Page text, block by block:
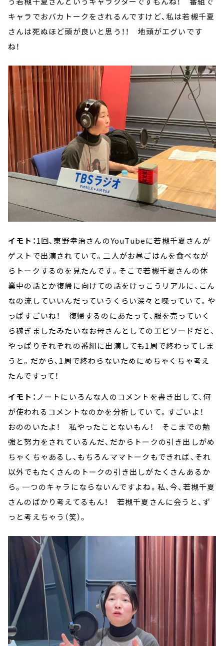
キャラでおバカトークをされるんですけど、私は若槻千夏
さんは死ぬほど頭が良いと思う！！ 地頭がエグいです
ね！
イモト：1回、東野幸治さんのYouTubeに若槻千夏さんが
ゲストで出演されていて。二人がお昼ごはんを食べなが
らトークするのを見たんです。そこで若槻千夏さんの休
業中の話とか復帰に向けての話をけっこうリアルに、こん
なの流していいんだっていうくらい深々と喋っていて。や
っぱすごいね！ 復帰するのにあたって、服を売っていく
ら稼ぎましたみたいなお母さんとしてのエピソードだと、
やっぱりそれぞれの番組に出演しても1周で終わってしま
うと。だから、1周で終わらないためにめちゃくちゃ考え
たんですって！
イモト： ノートにいろんな人のコメントを書き出して、何
が使われるコメントなのかを分析していて。すごいよ！
おののいたよ！ 私やったことないもん！ そこまでの勉
強と努力をされているんだ、だからトークの引き出しがめ
ちゃくちゃあるし、もちろんママトークもできれば、それ
以外でもたくさんのトークの引き出しがたくさんあるか
ら。一つのキャラにならないんですよね。私、今、若槻千夏
さんのばかり考えてるもん！ 若槻千夏さんに会うと、ず
っと考えちゃう（笑）。